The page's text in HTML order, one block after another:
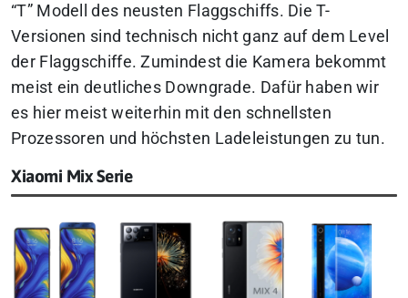
“T” Modell des neusten Flaggschiffs. Die T-
Versionen sind technisch nicht ganz auf dem Level
der Flaggschiffe. Zumindest die Kamera bekommt
meist ein deutliches Downgrade. Dafür haben wir
es hier meist weiterhin mit den schnellsten
Prozessoren und höchsten Ladeleistungen zu tun.
Xiaomi Mix Serie